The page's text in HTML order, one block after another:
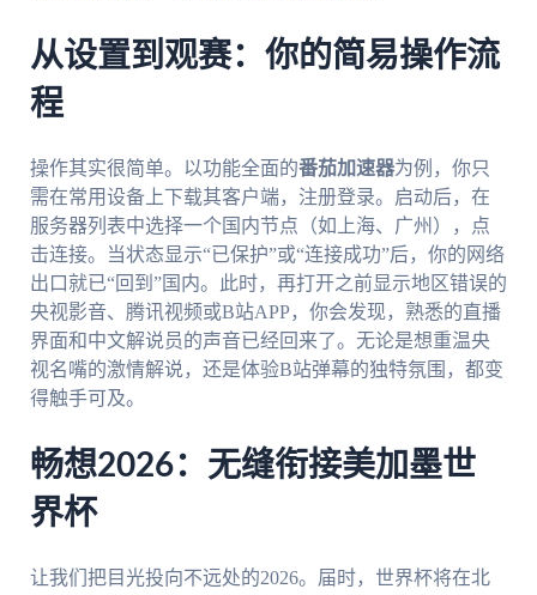
从设置到观赛：你的简易操作流
程
操作其实很简单。以功能全面的番茄加速器为例，你只
需在常用设备上下载其客户端，注册登录。启动后，在
服务器列表中选择一个国内节点（如上海、广州），点
击连接。当状态显示“已保护”或“连接成功”后，你的网络
出口就已“回到”国内。此时，再打开之前显示地区错误的
央视影音、腾讯视频或B站APP，你会发现，熟悉的直播
界面和中文解说员的声音已经回来了。无论是想重温央
视名嘴的激情解说，还是体验B站弹幕的独特氛围，都变
得触手可及。
畅想2026：无缝衔接美加墨世
界杯
让我们把目光投向不远处的2026。届时，世界杯将在北